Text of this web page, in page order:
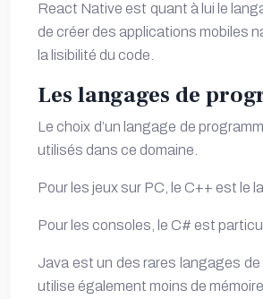
React Native est quant à lui le
de créer des applications mobiles
la lisibilité du code.
Les langages de
Le choix d’un langage de
utilisés dans ce domaine.
Pour les jeux sur PC, le C++ est le
Pour les consoles, le C# est
Java est un des rares langages
utilise également moins de